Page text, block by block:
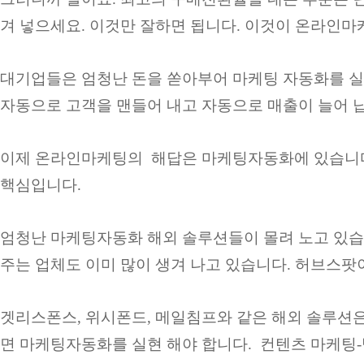
겨 넣으세요. 이것만 잘하면 됩니다. 이것이 온라인
대기업들은 엄청난 돈을 쏟아부어 마케팅 자동화를
자동으로 고객을 맨들어 내고 자동으로 매출이 늘어
이제 온라인마케팅의 해답은 마케팅자동화에 있습
핵심입니다.
엄청난 마케팅자동화 해외 솔루션들이 몰려 노고 있
주는 업체도 이미 많이 생겨 나고 있습니다. 허브스
겟리스폰스, 위시폰드, 메일침프와 같은 해외 솔루
면 마케팅자동화를 실현 해야 합니다. 컨텐츠 마케